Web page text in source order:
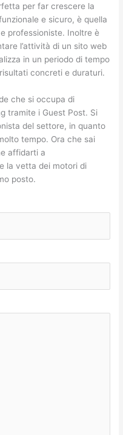
per far crescere la
e sicuro, è quella
professioniste. Inoltre è
l’attività di un sito web
in un periodo di tempo
concreti e duraturi.
che si occupa di
tramite i Guest Post. Si
del settore, in quanto
tempo. Ora che sai
affidarti a
la vetta dei motori di
posto.